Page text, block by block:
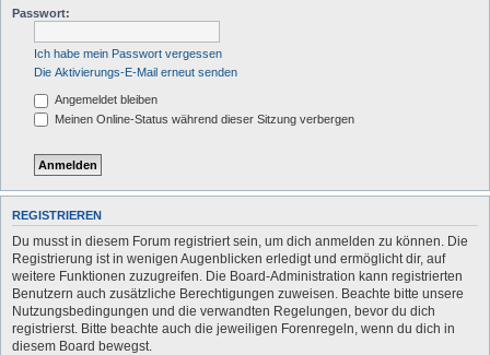
Passwort:
Ich habe mein Passwort vergessen
Die Aktivierungs-E-Mail erneut senden
Angemeldet bleiben
Meinen Online-Status während dieser Sitzung verbergen
REGISTRIEREN
Du musst in diesem Forum registriert sein, um dich anmelden zu können. Die
Registrierung ist in wenigen Augenblicken erledigt und ermöglicht dir, auf
weitere Funktionen zuzugreifen. Die Board-Administration kann registrierten
Benutzern auch zusätzliche Berechtigungen zuweisen. Beachte bitte unsere
Nutzungsbedingungen und die verwandten Regelungen, bevor du dich
registrierst. Bitte beachte auch die jeweiligen Forenregeln, wenn du dich in
diesem Board bewegst.